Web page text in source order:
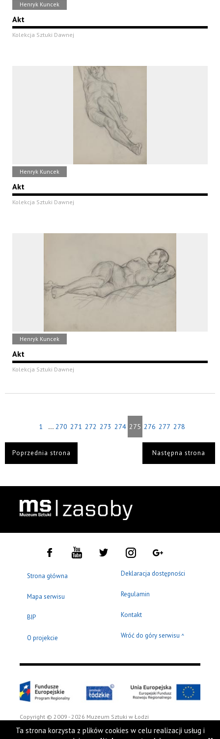
Henryk Kuncek
Akt
Kolekcja Sztuki Dawnej
Henryk Kuncek
Akt
Kolekcja Sztuki Dawnej
Henryk Kuncek
Akt
Kolekcja Sztuki Dawnej
1 ... 270 271 272 273 274 275 276 277 278
Poprzednia strona Następna strona
Strona główna
Mapa serwisu
BIP
O projekcie
Deklaracja dostępności
Regulamin
Kontakt
Wróć do góry serwisu ^
Copyright © 2009 - 2026 Muzeum Sztuki w Łodzi
Ta strona korzysta z plików cookies w celu realizacji usług i